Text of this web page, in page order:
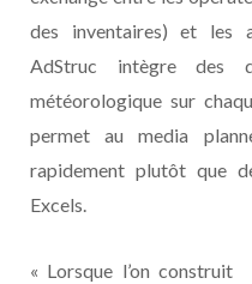
des inventaires) et les
AdStruc intègre des
météorologique sur
permet au media
rapidement plutôt que
Excels.
« Lorsque l’on construit